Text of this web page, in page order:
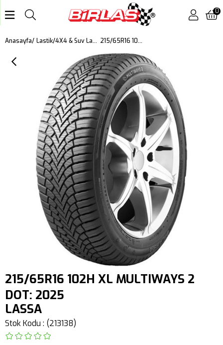
0
Anasayfa Lastik 4X4 & Suv Lastik 215/65R16 102H XL MULTIWAYS 2 DOT: 2025
215/65R16 102H XL MULTIWAYS 2
DOT: 2025
LASSA
Stok Kodu (213138)